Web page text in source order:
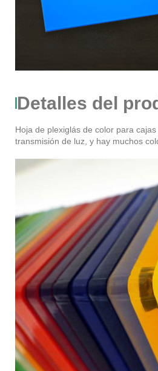
Detalles del
Hoja de plexiglás de color para
transmisión de luz, y hay muchos